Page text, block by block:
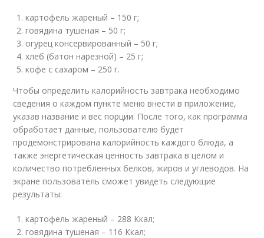
картофель жареный – 150 г;
говядина тушеная – 50 г;
огурец консервированный – 50 г;
хлеб (батон нарезной) – 25 г;
кофе с сахаром – 250 г.
Чтобы определить калорийность завтрака необходимо
сведения о каждом пункте меню внести в приложение,
указав название и вес порции. После того, как программа
обработает данные, пользователю будет
продемонстрирована калорийность каждого блюда, а
также энергетическая ценность завтрака в целом и
количество потребленных белков, жиров и углеводов. На
экране пользователь сможет увидеть следующие
результаты:
картофель жареный – 288 Ккал;
говядина тушеная – 116 Ккал;